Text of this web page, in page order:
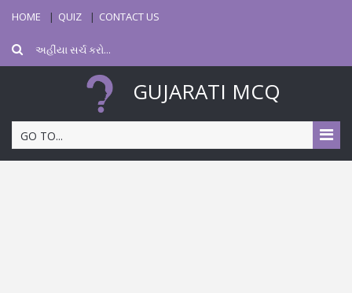
HOME QUIZ CONTACT US
GUJARATI MCQ
GO TO...